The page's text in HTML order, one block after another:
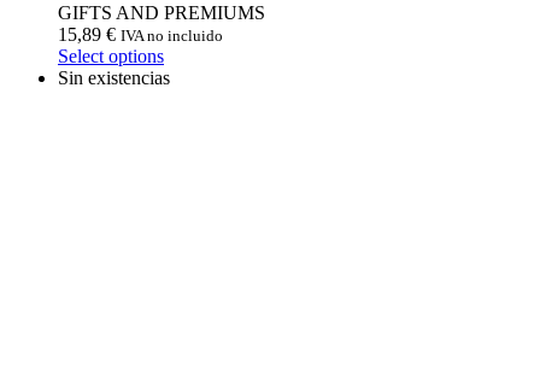
GIFTS AND PREMIUMS
15,89 € IVA no incluido
Select options
Sin existencias